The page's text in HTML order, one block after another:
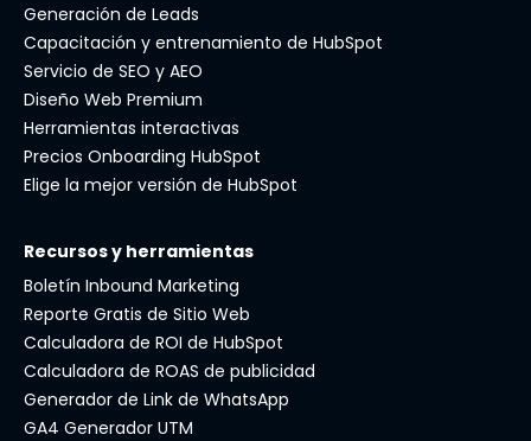
Generación de Leads
Capacitación y entrenamiento de HubSpot
Servicio de SEO y AEO
Diseño Web Premium
Herramientas interactivas
Precios Onboarding HubSpot
Elige la mejor versión de HubSpot
Recursos y herramientas
Boletín Inbound Marketing
Reporte Gratis de Sitio Web
Calculadora de ROI de HubSpot
Calculadora de ROAS de publicidad
Generador de Link de WhatsApp
GA4 Generador UTM